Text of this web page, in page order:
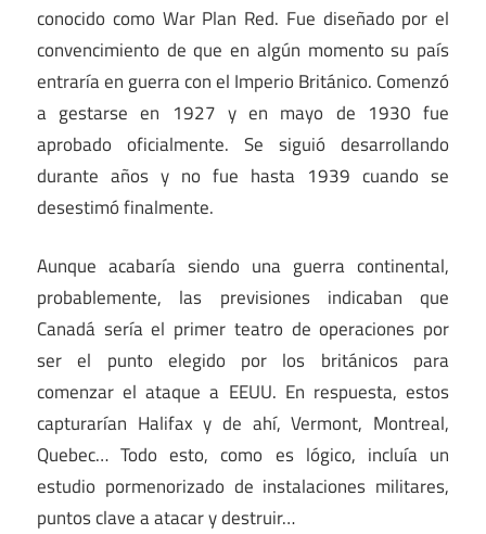
conocido como War Plan Red. Fue diseñado por el
convencimiento de que en algún momento su país
entraría en guerra con el Imperio Británico. Comenzó
a gestarse en 1927 y en mayo de 1930 fue
aprobado oficialmente. Se siguió desarrollando
durante años y no fue hasta 1939 cuando se
desestimó finalmente.
Aunque acabaría siendo una guerra continental,
probablemente, las previsiones indicaban que
Canadá sería el primer teatro de operaciones por
ser el punto elegido por los británicos para
comenzar el ataque a EEUU. En respuesta, estos
capturarían Halifax y de ahí, Vermont, Montreal,
Quebec… Todo esto, como es lógico, incluía un
estudio pormenorizado de instalaciones militares,
puntos clave a atacar y destruir…